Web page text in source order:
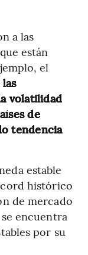
a las
están
el
volatilidad
de
tendencia
estable
histórico
de mercado
encuentra
por su